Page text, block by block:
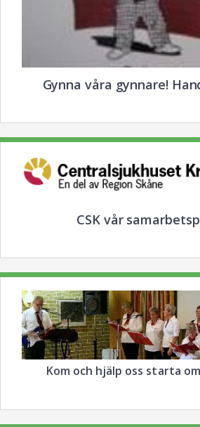
Gynna våra gynnare!
CSK vår
Kom och hjälp oss starta